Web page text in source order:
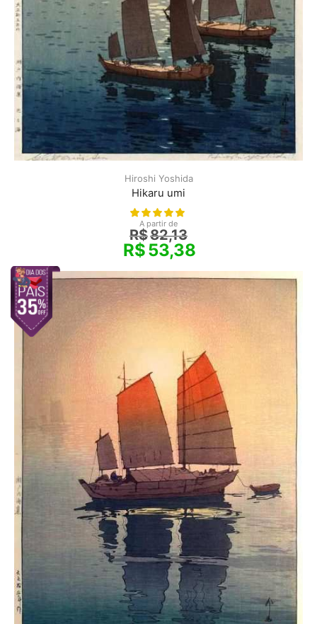
Hiroshi Yoshida
Hikaru umi
A partir de
R$82,13
R$53,38